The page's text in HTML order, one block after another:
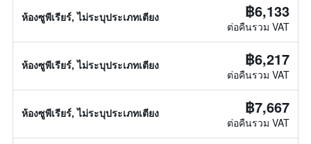
ห้องซูพีเรียร์, ไม่ระบุประเภทเตียง ฿6,133
ต่อคืนรวม VAT
ห้องซูพีเรียร์, ไม่ระบุประเภทเตียง ฿6,217
ต่อคืนรวม VAT
ห้องซูพีเรียร์, ไม่ระบุประเภทเตียง ฿7,667
ต่อคืนรวม VAT